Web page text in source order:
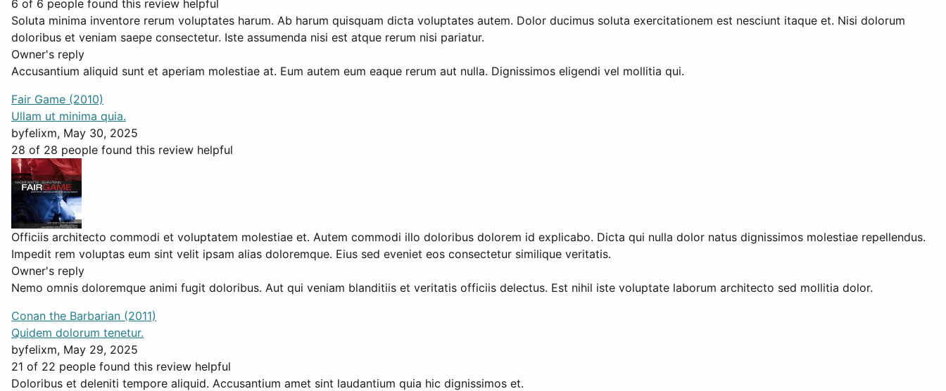
6 of 6 people found this review helpful
Soluta minima inventore rerum voluptates harum. Ab harum quisquam dicta voluptates autem. Dolor ducimus soluta exercitationem est nesciunt itaque et. Nisi dolorum
doloribus et veniam saepe consectetur. Iste assumenda nisi est atque rerum nisi pariatur.
Owner's reply
Accusantium aliquid sunt et aperiam molestiae at. Eum autem eum eaque rerum aut nulla. Dignissimos eligendi vel mollitia qui.
Fair Game (2010)
Ullam ut minima quia.
byfelixm, May 30, 2025
28 of 28 people found this review helpful
Officiis architecto commodi et voluptatem molestiae et. Autem commodi illo doloribus dolorem id explicabo. Dicta qui nulla dolor natus dignissimos molestiae repellendus.
Impedit rem voluptas eum sint velit ipsam alias doloremque. Eius sed eveniet eos consectetur similique veritatis.
Owner's reply
Nemo omnis doloremque animi fugit doloribus. Aut qui veniam blanditiis et veritatis officiis delectus. Est nihil iste voluptate laborum architecto sed mollitia dolor.
Conan the Barbarian (2011)
Quidem dolorum tenetur.
byfelixm, May 29, 2025
21 of 22 people found this review helpful
Doloribus et deleniti tempore aliquid. Accusantium amet sint laudantium quia hic dignissimos et.